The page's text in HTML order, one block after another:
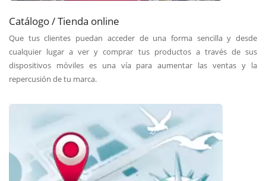
Catálogo / Tienda online
Que tus clientes puedan acceder de una forma sencilla y desde
cualquier lugar a ver y comprar tus productos a través de sus
dispositivos móviles es una vía para aumentar las ventas y la
repercusión de tu marca.